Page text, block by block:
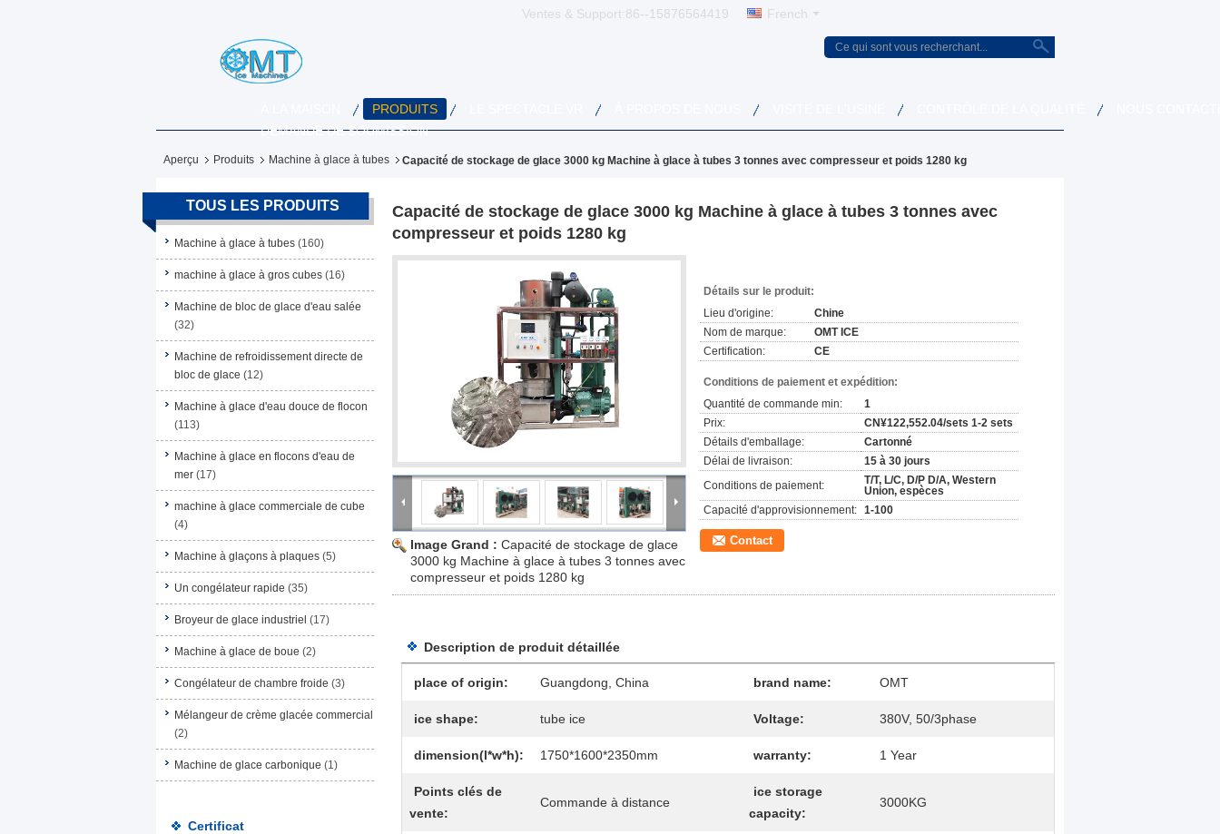
Ventes & Support: 86--15876564419 French
PRODUITS
DEMANDE DE SOUMISSION
Aperçu Produits Machine à glace à tubes Capacité de stockage de glace 3000 kg Machine à glace à tubes 3 tonnes avec compresseur et poids 1280 kg
TOUS LES PRODUITS
Machine à glace à tubes (160)
machine à glace à gros cubes (16)
Machine de bloc de glace d'eau salée
(32)
Machine de refroidissement directe de
bloc de glace (12)
Machine à glace d'eau douce de flocon
(113)
Machine à glace en flocons d'eau de
mer (17)
machine à glace commerciale de cube
(4)
Machine à glaçons à plaques (5)
Un congélateur rapide (35)
Broyeur de glace industriel (17)
Machine à glace de boue (2)
Congélateur de chambre froide (3)
Mélangeur de crème glacée commercial
(2)
Machine de glace carbonique (1)
Certificat
Capacité de stockage de glace 3000 kg Machine à glace à tubes 3 tonnes avec
compresseur et poids 1280 kg
Image Grand : Capacité de stockage de glace
3000 kg Machine à glace à tubes 3 tonnes avec
compresseur et poids 1280 kg
Détails sur le produit:
Lieu d'origine:
Chine
Nom de marque:
OMT ICE
Certification:
CE
Conditions de paiement et expédition:
Quantité de commande min:
1
Prix:
CN¥122,552.04/sets 1-2 sets
Détails d'emballage:
Cartonné
Délai de livraison:
15 à 30 jours
Conditions de paiement:
T/T, L/C, D/P D/A, Western
Union, espèces
Capacité d'approvisionnement: 1-100
Contact
Description de produit détaillée
place of origin: Guangdong, China brand name: OMT
ice shape: tube ice Voltage: 380V, 50/3phase
dimension(l*w*h): 1750*1600*2350mm warranty: 1 Year
Points clés de
vente:
Commande à distance
ice storage
capacity:
3000KG